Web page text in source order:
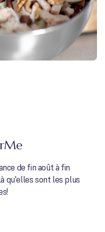
de fin août à fin
qu'elles sont les plus